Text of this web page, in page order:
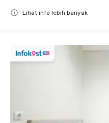
Lihat info lebih banyak